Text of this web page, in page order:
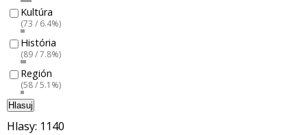
Kultúra
(73 / 6.4%)
História
(89 / 7.8%)
Región
(58 / 5.1%)
Hlasuj
Hlasy: 1140